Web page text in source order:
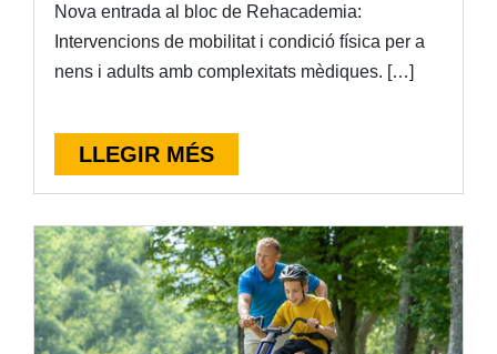
Nova entrada al bloc de Rehacademia:
Intervencions de mobilitat i condició física per a
nens i adults amb complexitats mèdiques. […]
LLEGIR MÉS